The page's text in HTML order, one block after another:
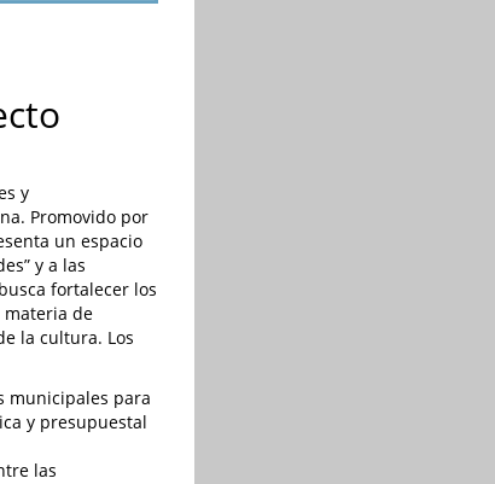
y
Promovido por
un espacio
y a las
fortalecer los
materia de
la cultura. Los
municipales para
y presupuestal
las